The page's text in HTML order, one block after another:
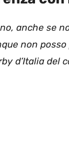
anche se
non
d’Italia del